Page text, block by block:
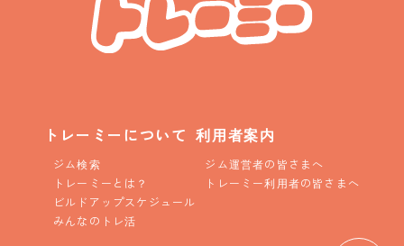
トレーミーについて
ジム検索
トレーミーとは？
ビルドアップスケジュール
みんなのトレ活
利用者案内
ジム運営者の皆さまへ
トレーミー利用者の皆さまへ